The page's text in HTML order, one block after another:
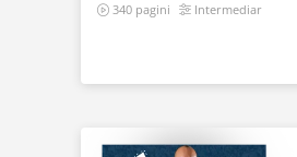
340 pagini Intermediar